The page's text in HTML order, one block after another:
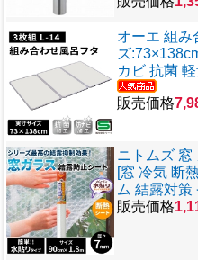
オーエ 組み
ズ
カビ 抗菌
販売価格
ニトムズ 窓
[窓 冷気 断
ム 結露対
販売価格